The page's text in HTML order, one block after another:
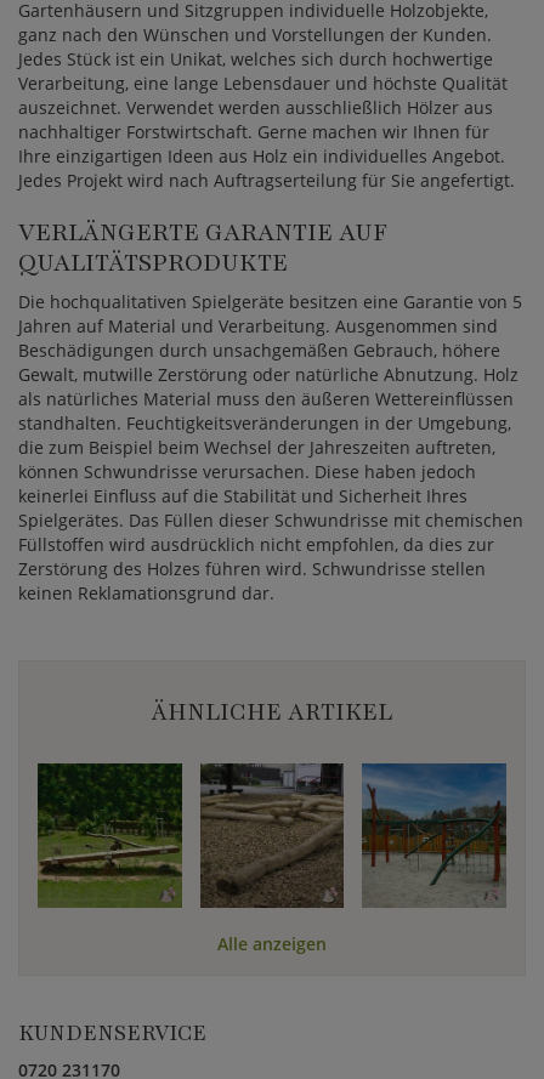
Gartenhäusern und Sitzgruppen individuelle Holzobjekte,
ganz nach den Wünschen und Vorstellungen der Kunden.
Jedes Stück ist ein Unikat, welches sich durch hochwertige
Verarbeitung, eine lange Lebensdauer und höchste Qualität
auszeichnet. Verwendet werden ausschließlich Hölzer aus
nachhaltiger Forstwirtschaft. Gerne machen wir Ihnen für
Ihre einzigartigen Ideen aus Holz ein individuelles Angebot.
Jedes Projekt wird nach Auftragserteilung für Sie angefertigt.
VERLÄNGERTE GARANTIE AUF
QUALITÄTSPRODUKTE
Die hochqualitativen Spielgeräte besitzen eine Garantie von 5
Jahren auf Material und Verarbeitung. Ausgenommen sind
Beschädigungen durch unsachgemäßen Gebrauch, höhere
Gewalt, mutwille Zerstörung oder natürliche Abnutzung. Holz
als natürliches Material muss den äußeren Wettereinflüssen
standhalten. Feuchtigkeitsveränderungen in der Umgebung,
die zum Beispiel beim Wechsel der Jahreszeiten auftreten,
können Schwundrisse verursachen. Diese haben jedoch
keinerlei Einfluss auf die Stabilität und Sicherheit Ihres
Spielgerätes. Das Füllen dieser Schwundrisse mit chemischen
Füllstoffen wird ausdrücklich nicht empfohlen, da dies zur
Zerstörung des Holzes führen wird. Schwundrisse stellen
keinen Reklamationsgrund dar.
ÄHNLICHE ARTIKEL
Alle anzeigen
KUNDENSERVICE
0720 231170